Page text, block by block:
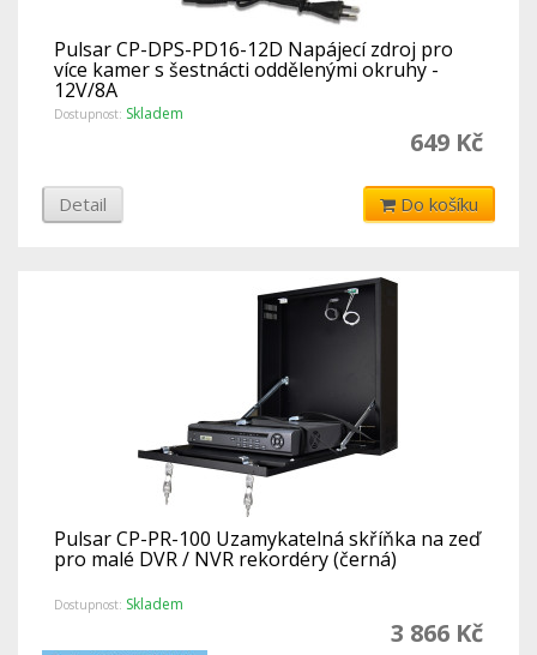
Pulsar CP-DPS-PD16-12D Napájecí zdroj pro
více kamer s šestnácti oddělenými okruhy -
12V/8A
Dostupnost: Skladem
649 Kč
Detail Do košíku
Pulsar CP-PR-100 Uzamykatelná skříňka na zeď
pro malé DVR / NVR rekordéry (černá)
Dostupnost: Skladem
3 866 Kč